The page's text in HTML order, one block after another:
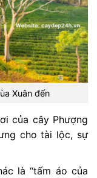
Xuân đến
của cây Phượng
cho tài lộc, sự
là “tấm áo của